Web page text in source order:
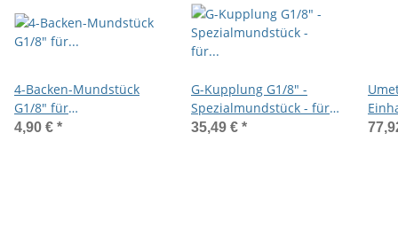
4-Backen-Mundstück
G1/8" für
Kegelschmiernippel
4,90 € *
G-Kupplung G1/8" -
Spezialmundstück - für
Kegelschmiernippel
35,49 € *
für